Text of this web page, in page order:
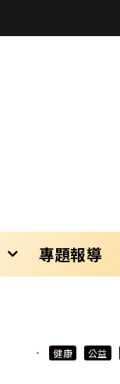
專題報導
· 健康 公益